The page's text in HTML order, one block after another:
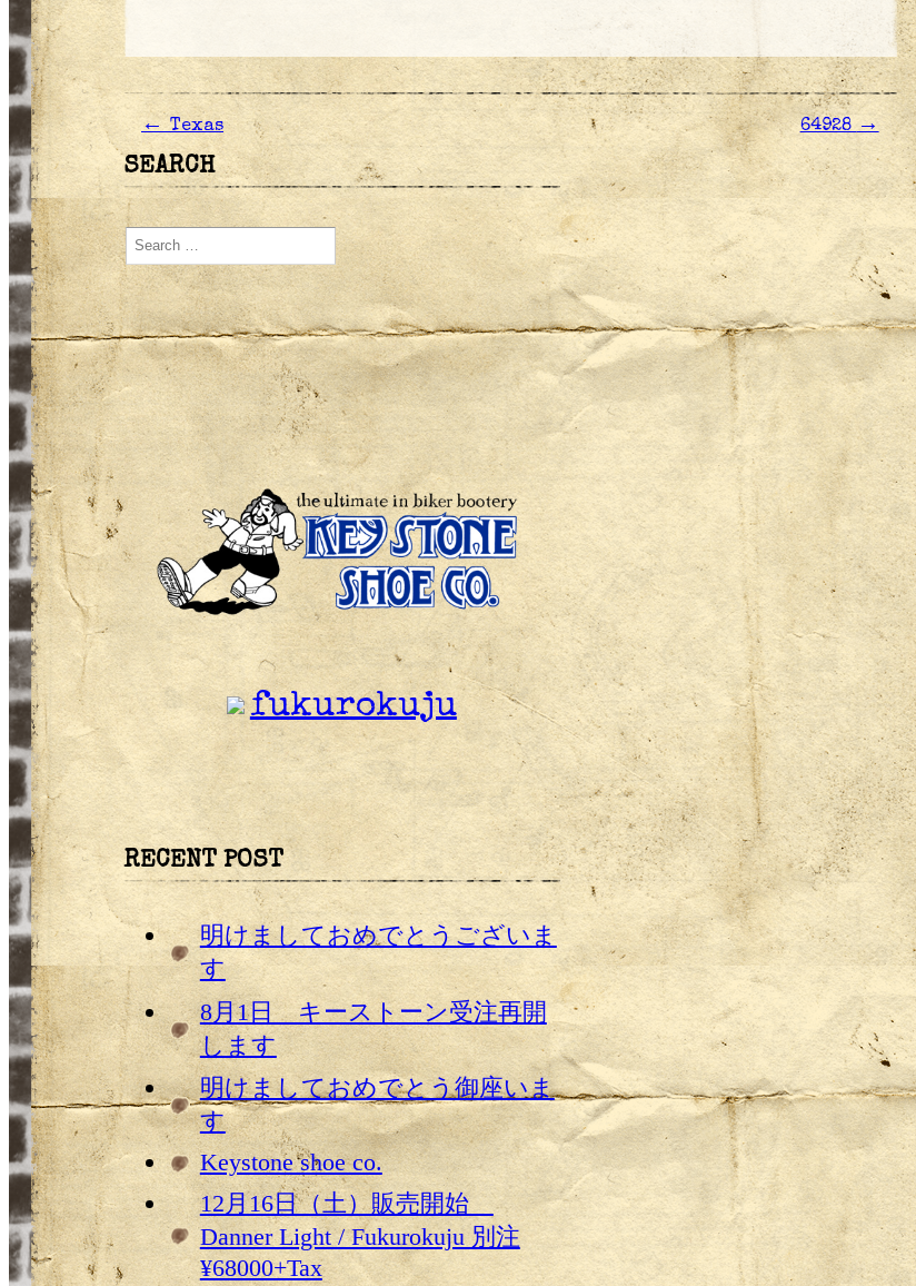
← Texas 64928 →
SEARCH
fukurokuju
RECENT POST
明けましておめでとうございま
す
8月1日 キーストーン受注再開
します
明けましておめでとう御座いま
す
Keystone shoe co.
12月16日（土）販売開始
Danner Light / Fukurokuju 別注
¥68000+Tax